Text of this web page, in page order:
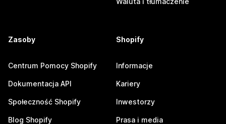
Zasoby
Centrum Pomocy Shopify
Dokumentacja API
Społeczność Shopify
Blog Shopify
Shopify
Informacje
Kariery
Inwestorzy
Prasa i media